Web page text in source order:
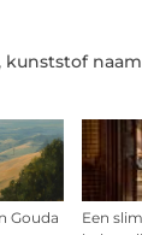
Gouda
Een
kunststof